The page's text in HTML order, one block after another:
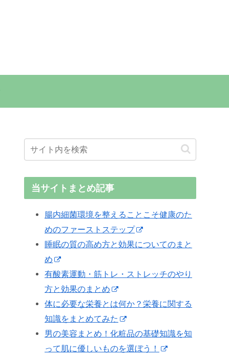
当サイトまとめ記事
腸内細菌環境を整えることこそ健康のた
めのファーストステップ
睡眠の質の高め方と効果についてのまと
め
有酸素運動・筋トレ・ストレッチのやり
方と効果のまとめ
体に必要な栄養とは何か？栄養に関する
知識をまとめてみた
男の美容まとめ！化粧品の基礎知識を知
って肌に優しいものを選ぼう！